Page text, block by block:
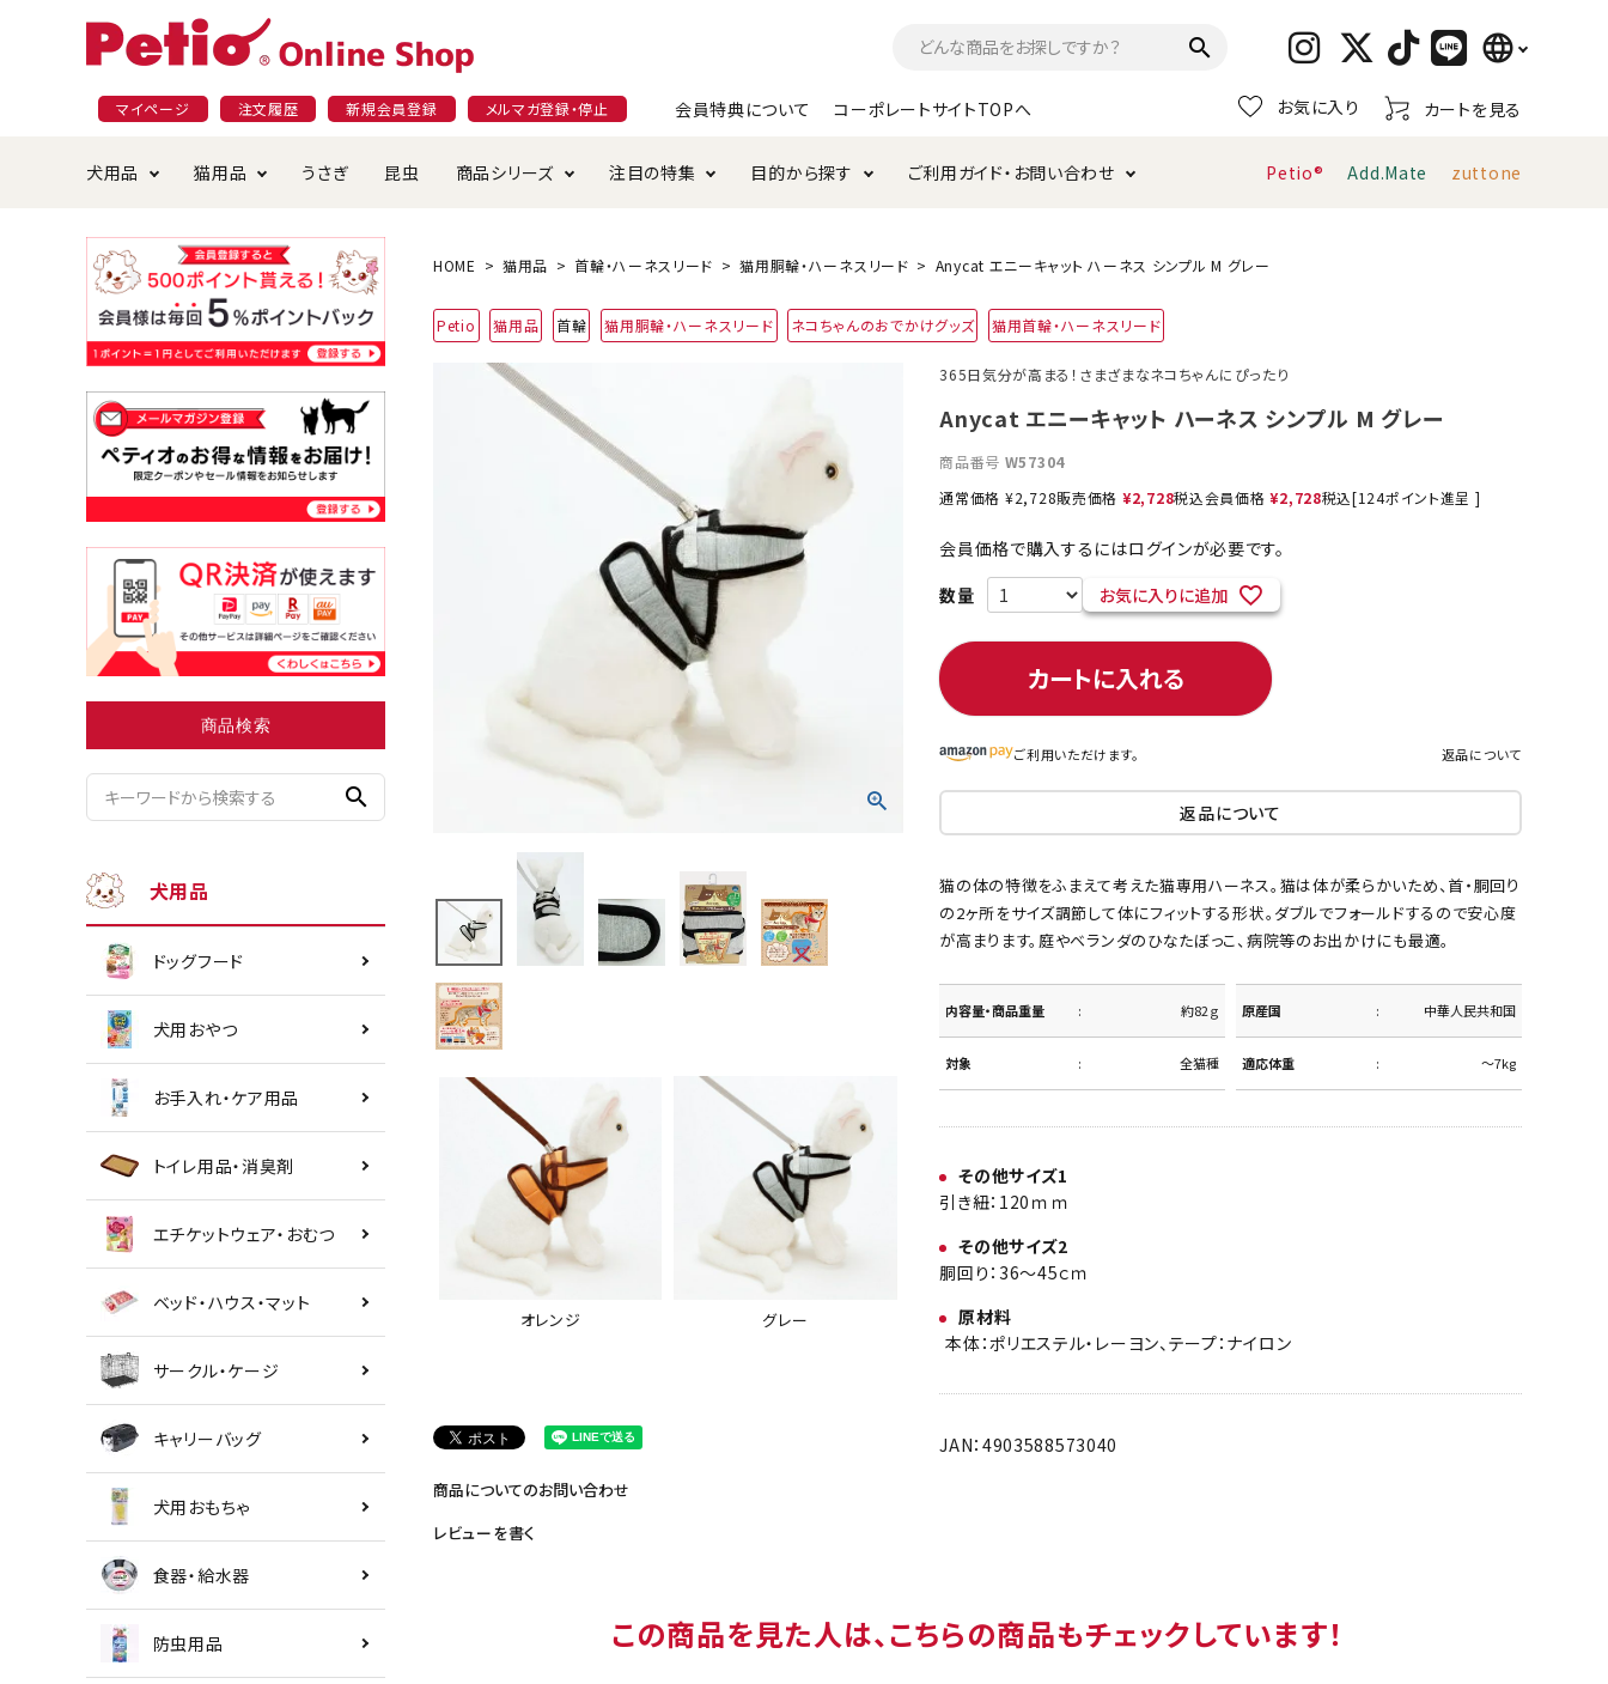
search language
日本語
English
マイページ 注文履歴 新規会員登録 メルマガ登録・停止 会員特典について コーポレートサイトTOPへ お気に入り カートを見る
犬用品
ドッグフード おやつ お手入れ・ケア用品 トイレタリー・消臭剤
ペットシーツ ベッド・ハウス・マット サークル・ケージ
おもちゃ 食器・給水器 服・ウェア
首輪・ハーネス・リード 替え・交換パーツ
猫用品
ごはん・おやつ お手入れ・ケア用品 トイレタリー・消臭剤 猫砂
ベッド・ハウス・マット サークル・ケージ・タワー キャリーバッグ
食器・給水器 防虫用品 首輪・ハーネス
替え・交換パーツ
うさぎ 昆虫 商品シリーズ
プラクト 素材そのまま 極上
注目の特集
夜のお散歩特集 無添加特集 けりぐるみ特集 ペティオ公式アプリ
目的から探す
国産フード&おやつ特集 穀物不使用のグレインフリー
じゃらして遊ぶ 引っ張って遊ぶ デンタルおもちゃ
小型犬にオススメ まとめ買いでオトク！！ ネコポス対象商品一覧
ご利用ガイド・お問い合わせ
ショッピングガイド 会員特典について ご注文方法について お支払い方法・配送について
返品・交換について オンラインショップ利用規約
Petio® Add.Mate zuttone
商品検索
search
犬用品
ドッグフード
犬用おやつ
お手入れ・ケア用品
トイレ用品・消臭剤
エチケットウェア・おむつ
ベッド・ハウス・マット
サークル・ケージ
キャリーバッグ
犬用おもちゃ
食器・給水器
防虫用品
HOME 猫用品 首輪・ハーネスリード 猫用胴輪・ハーネスリード Anycat エニーキャット ハーネス シンプル M グレー
Petio 猫用品 首輪 猫用胴輪・ハーネスリード ネコちゃんのおでかけグッズ 猫用首輪・ハーネスリード
オレンジ グレー
商品についてのお問い合わせ
レビューを書く
365日気分が高まる！さまざまなネコちゃんにぴったり
Anycat エニーキャット ハーネス シンプル M グレー
商品番号 W57304
通常価格 ¥2,728販売価格 ¥2,728税込会員価格 ¥2,728税込[124ポイント進呈 ]
会員価格で購入するにはログインが必要です。
お気に入りに追加
カートに入れる
ご利用いただけます。 返品について
返品について
猫の体の特徴をふまえて考えた猫専用ハーネス。猫は体が柔らかいため、首・胴回り
の2ヶ所をサイズ調節して体にフィットする形状。ダブルでフォールドするので安心度
が高まります。庭やベランダのひなたぼっこ、病院等のお出かけにも最適。
内容量・商品重量 約82ｇ 原産国 中華人民共和国
対象 全猫種 適応体重 ～7kg
その他サイズ1
引き紐：120ｍｍ
その他サイズ2
胴回り：36～45ｃｍ
原材料
本体：ポリエステル・レーヨン、テープ：ナイロン
JAN：4903588573040
この商品を見た人は、こちらの商品もチェックしています！